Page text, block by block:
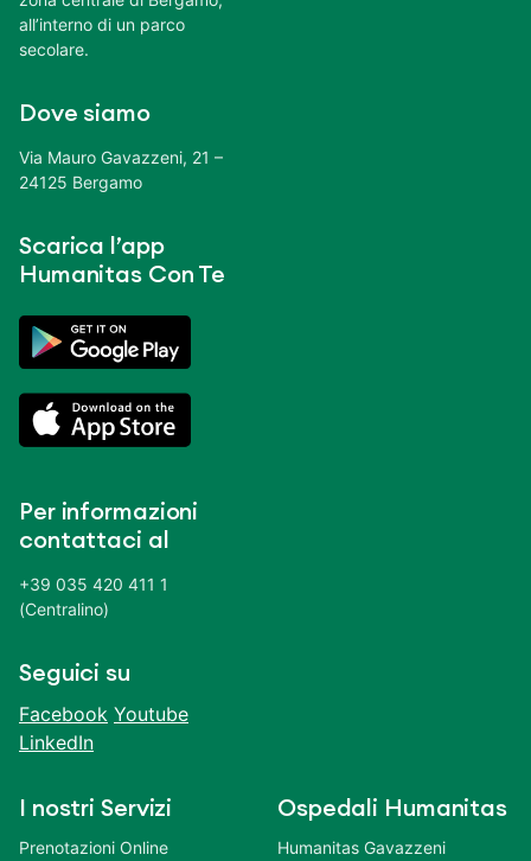
all’interno di un parco
secolare.
Dove siamo
Via Mauro Gavazzeni, 21 –
24125 Bergamo
Scarica l’app
Humanitas Con Te
Per informazioni
contattaci al
+39 035 420 411 1
(Centralino)
Seguici su
Facebook Youtube
LinkedIn
I nostri Servizi
Prenotazioni Online
Ospedali Humanitas
Humanitas Gavazzeni